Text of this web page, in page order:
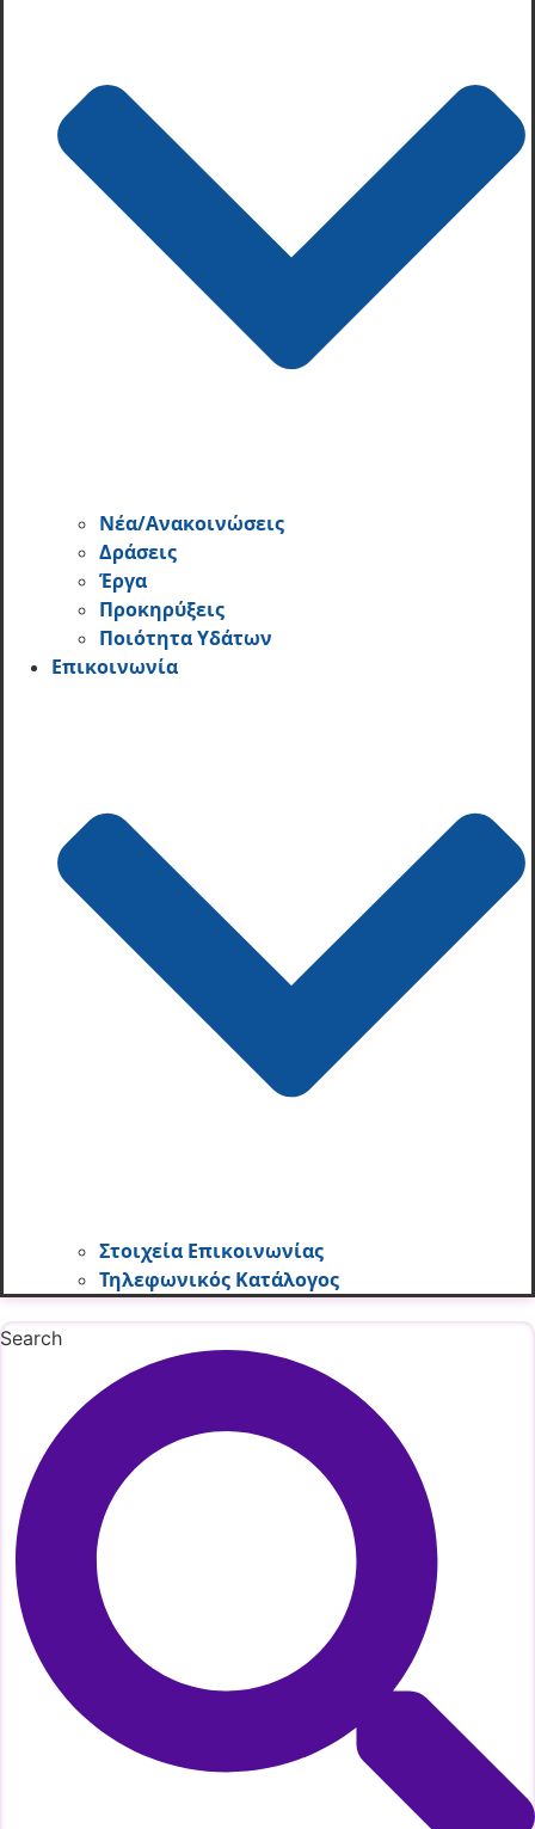
Νέα/Ανακοινώσεις
Δράσεις
Έργα
Προκηρύξεις
Ποιότητα Υδάτων
Επικοινωνία
Στοιχεία Επικοινωνίας
Τηλεφωνικός Κατάλογος
Search